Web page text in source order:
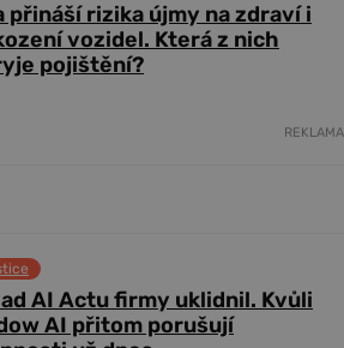
přináší rizika újmy na zdraví i
vozidel. Která z nich
pojištění?
REKLAMA
AI Actu firmy uklidnil. Kvůli
AI přitom porušují